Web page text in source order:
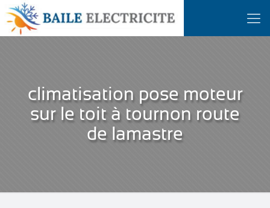
climatisation pose moteur
sur le toit à tournon route
de lamastre